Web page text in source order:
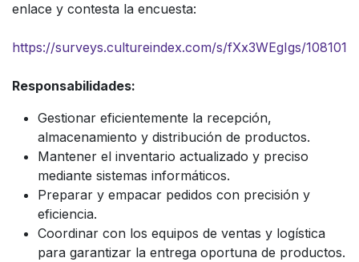
enlace y contesta la encuesta:
https://surveys.cultureindex.com/s/fXx3WEgIgs/108101
Responsabilidades:
Gestionar eficientemente la recepción,
almacenamiento y distribución de productos.
Mantener el inventario actualizado y preciso
mediante sistemas informáticos.
Preparar y empacar pedidos con precisión y
eficiencia.
Coordinar con los equipos de ventas y logística
para garantizar la entrega oportuna de productos.